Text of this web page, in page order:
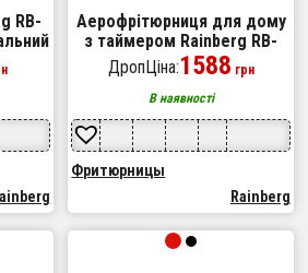
RB-
Аерофрітюрниця для дому
з таймером Rainberg RB-
2242 на 7.5л безмасляна
фритюрниця 3800Вт Green
ДропЦіна:1588 грн
В наявності
Фритюрницы
Rainberg